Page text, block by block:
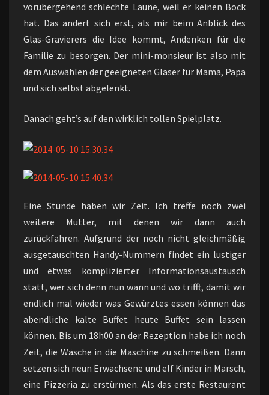
vorübergehend schlechte Laune, weil er keinen Bock
hat. Das ändert sich erst, als mir beim Anblick des
Glas-Gravierers die Idee kommt, Andenken für die
Familie zu besorgen. Der mini-monsieur ist also mit
dem Auswählen der geeigneten Gläser für Mama, Papa
und sich selbst abgelenkt.
Danach geht’s auf den wirklich tollen Spielplatz.
Eine Stunde haben wir Zeit. Ich treffe noch zwei
weitere Mütter, mit denen wir dann auch
zurückfahren. Aufgrund der noch nicht gleichmäßig
ausgetauschten Handy-Nummern findet ein lustiger
und etwas komplizierter Informationsaustausch
statt, wer sich denn nun wann und wo trifft, damit wir
endlich mal wieder was Gewürztes essen können das
abendliche kalte Buffet heute Buffet sein lassen
können. Bis um 18h00 an der Rezeption habe ich noch
Zeit, die Wäsche in die Maschine zu schmeißen. Dann
setzen sich neun Erwachsene und elf Kinder in Marsch,
eine Pizzeria zu erstürmen. Als das erste Restaurant